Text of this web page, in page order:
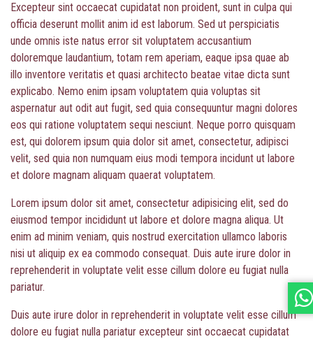
Excepteur sint occaecat cupidatat non proident, sunt in culpa qui
officia deserunt mollit anim id est laborum. Sed ut perspiciatis
unde omnis iste natus error sit voluptatem accusantium
doloremque laudantium, totam rem aperiam, eaque ipsa quae ab
illo inventore veritatis et quasi architecto beatae vitae dicta sunt
explicabo. Nemo enim ipsam voluptatem quia voluptas sit
aspernatur aut odit aut fugit, sed quia consequuntur magni dolores
eos qui ratione voluptatem sequi nesciunt. Neque porro quisquam
est, qui dolorem ipsum quia dolor sit amet, consectetur, adipisci
velit, sed quia non numquam eius modi tempora incidunt ut labore
et dolore magnam aliquam quaerat voluptatem.
Lorem ipsum dolor sit amet, consectetur adipisicing elit, sed do
eiusmod tempor incididunt ut labore et dolore magna aliqua. Ut
enim ad minim veniam, quis nostrud exercitation ullamco laboris
nisi ut aliquip ex ea commodo consequat. Duis aute irure dolor in
reprehenderit in voluptate velit esse cillum dolore eu fugiat nulla
pariatur.
Duis aute irure dolor in reprehenderit in voluptate velit esse cillum
dolore eu fugiat nulla pariatur excepteur sint occaecat cupidatat